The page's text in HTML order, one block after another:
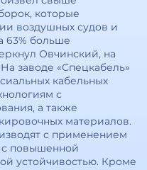
которые
воздушных судов и
63% больше
Овчинский, на
заводе «Спецкабель»
кабельных
с
а также
материалов.
с применением
с повышенной
устойчивостью. Кроме